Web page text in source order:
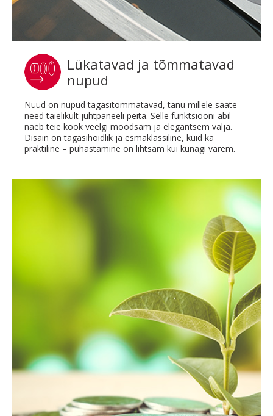
Lükatavad ja tõmmatavad
nupud
Nüüd on nupud tagasitõmmatavad, tänu millele saate
need täielikult juhtpaneeli peita. Selle funktsiooni abil
näeb teie köök veelgi moodsam ja elegantsem välja.
Disain on tagasihoidlik ja esmaklassiline, kuid ka
praktiline – puhastamine on lihtsam kui kunagi varem.